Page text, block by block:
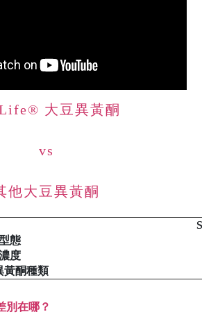
大豆異黃酮
vs
他大豆異黃酮
態
度
黃酮種類
別在哪？